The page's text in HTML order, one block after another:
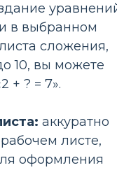
в выбранном
сложения,
10, вы можете
+ ? = 7».
аккуратно
листе,
оформления